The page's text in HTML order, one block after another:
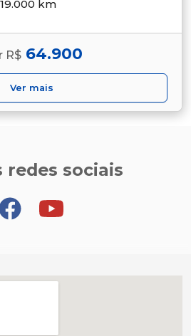
km
R$ 64.900
Ver mais
redes sociais